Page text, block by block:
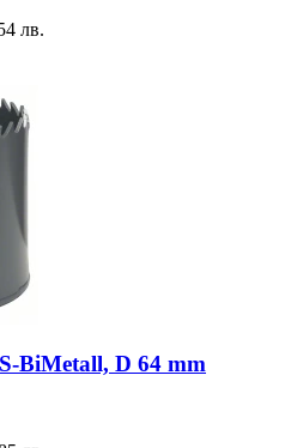
лв.
BiMetall, D 64 mm